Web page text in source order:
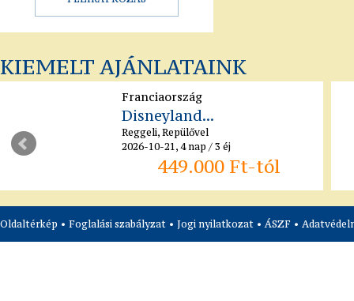
KIEMELT AJÁNLATAINK
Franciaország
Disneyland...
Reggeli, Repülővel
2026-10-21, 4 nap / 3 éj
449.000 Ft-tól
Oldaltérkép • Foglalási szabályzat • Jogi nyilatkozat • ÁSZF •